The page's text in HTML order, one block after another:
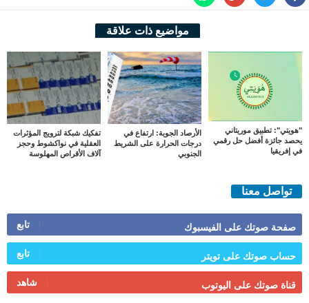
مواضيع ذات علاقة
"هويتي": تطبيق موريتاني
يحصد جائزة أفضل حل رقمي
في إفريقيا
الأرصاد الجوية: ارتفاع في
درجات الحرارة على الشريط
الجنوبي
تفكيك شبكة لترويج المؤثرات
العقلية في نواكشوط وحجز
آلاف الأقراص المهلوسة
تواصل معنا
صفحة صوتك على الفيسبوك تابع
حساب صوتك على تويتر تابع
قناة صوتك على اليوتوب شاهد